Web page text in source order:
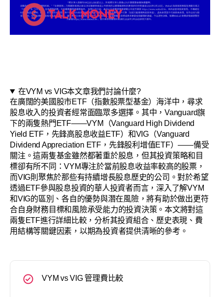
在VYM vs VIG本文章我們討論什麼?
在廣闊的美國股市ETF（指數股票型基金）海洋中，尋求
股息收入的投資者經常面臨眾多選擇。其中，Vanguard旗
下的兩隻熱門ETF——VYM（Vanguard High Dividend
Yield ETF，先鋒高股息收益ETF）和VIG（Vanguard
Dividend Appreciation ETF，先鋒股利增值ETF）——備受
關注。這兩隻基金雖然都著重於股息，但其投資策略和目
標卻有所不同：VYM專注於當前股息收益率較高的股票，
而VIG則聚焦於那些有持續增長股息歷史的公司。對於希望
透過ETF參與股息投資的華人投資者而言，深入了解VYM
和VIG的區別、各自的優勢與潛在風險，將有助於做出更符
合自身財務目標和風險承受能力的投資決策。本文將對這
兩隻ETF進行詳細比較，分析其投資組合、歷史表現、費
用結構等關鍵因素，以期為投資者提供清晰的參考。
VYM vs VIG 管理費比較